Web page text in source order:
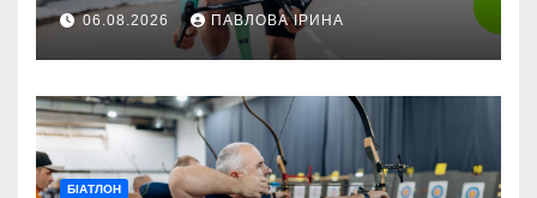
біатлону Жаклен стартує у
дебютній професійній
велогонці
06.08.2026 ПАВЛОВА ІРИНА
БІАТЛОН